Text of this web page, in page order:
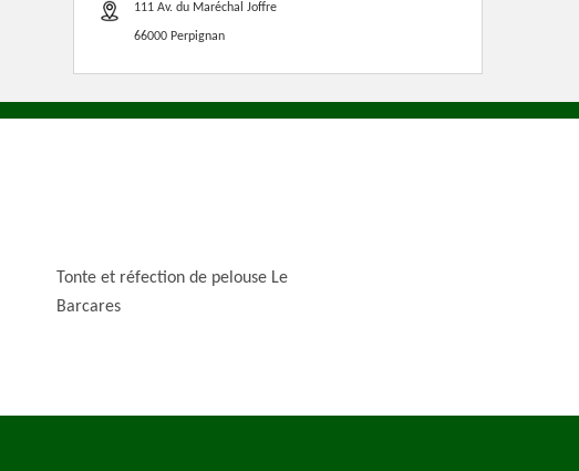
111 Av. du Maréchal Joffre
66000 Perpignan
Tonte et réfection de pelouse Le
Barcares